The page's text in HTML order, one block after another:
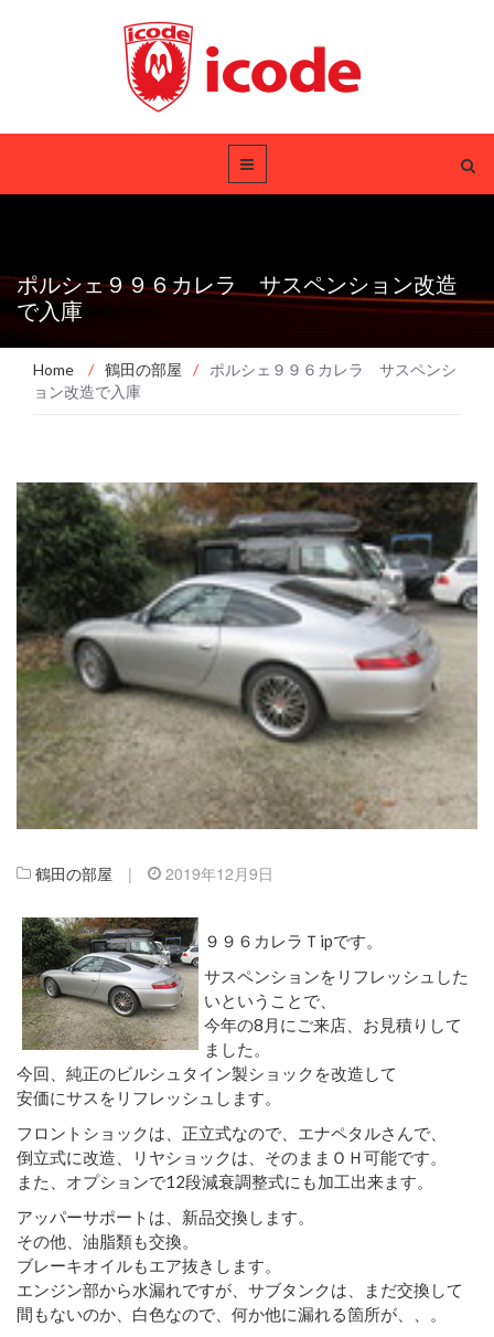
ポルシェ９９６カレラ サスペンション改造
で入庫
Home / 鶴田の部屋 /
ポルシェ９９６カレラ サスペンシ
ョン改造で入庫
鶴田の部屋 | 2019年12月9日
９９６カレラＴipです。
サスペンションをリフレッシュした
いということで、
今年の8月にご来店、お見積りして
ました。
今回、純正のビルシュタイン製ショックを改造して
安価にサスをリフレッシュします。
フロントショックは、正立式なので、エナペタルさんで、
倒立式に改造、リヤショックは、そのままＯＨ可能です。
また、オプションで12段減衰調整式にも加工出来ます。
アッパーサポートは、新品交換します。
その他、油脂類も交換。
ブレーキオイルもエア抜きします。
エンジン部から水漏れですが、サブタンクは、まだ交換して
間もないのか、白色なので、何か他に漏れる箇所が、、。